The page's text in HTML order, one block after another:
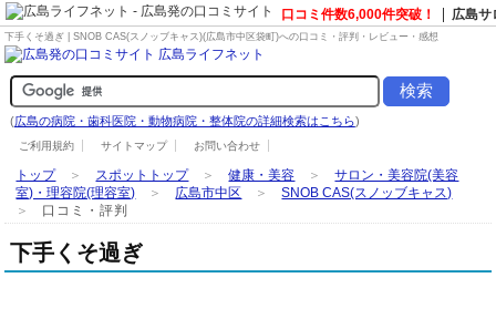
口コミ件数6,000件突破！ 広島サ
下手くそ過ぎ | SNOB CAS(スノッブキャス)(広島市中区袋町)への口コミ・評判・レビュー・感想
(広島の病院・歯科医院・動物病院・整体院の詳細検索はこちら)
ご利用規約 サイトマップ お問い合わせ
トップ＞ スポットトップ＞健康・美容 ＞サロン・美容院(美容
室)・理容院(理容室) ＞ 広島市中区 ＞SNOB CAS(スノッブキャス)
＞ 口コミ・評判
下手くそ過ぎ